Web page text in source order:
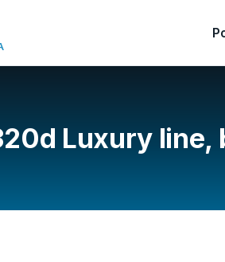
Luxury line,